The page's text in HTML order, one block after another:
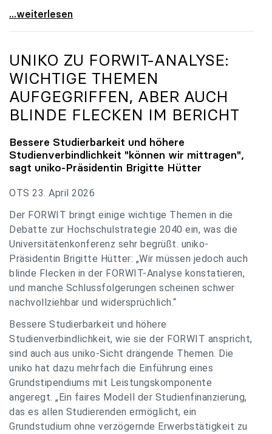
uniko zu Budgetverhandlungen: Universitäten sind
...weiterlesen
UNIKO ZU FORWIT-ANALYSE:
WICHTIGE THEMEN
AUFGEGRIFFEN, ABER AUCH
BLINDE FLECKEN IM BERICHT
Bessere Studierbarkeit und höhere
Studienverbindlichkeit "können wir mittragen",
sagt uniko-Präsidentin Brigitte Hütter
OTS 23. April 2026
Der FORWIT bringt einige wichtige Themen in die
Debatte zur Hochschulstrategie 2040 ein, was die
Universitätenkonferenz sehr begrüßt. uniko-
Präsidentin Brigitte Hütter: „Wir müssen jedoch auch
blinde Flecken in der FORWIT-Analyse konstatieren,
und manche Schlussfolgerungen scheinen schwer
nachvollziehbar und widersprüchlich.“
Bessere Studierbarkeit und höhere
Studienverbindlichkeit, wie sie der FORWIT anspricht,
sind auch aus uniko-Sicht drängende Themen. Die
uniko hat dazu mehrfach die Einführung eines
Grundstipendiums mit Leistungskomponente
angeregt. „Ein faires Modell der Studienfinanzierung,
das es allen Studierenden ermöglicht, ein
Grundstudium ohne verzögernde Erwerbstätigkeit zu